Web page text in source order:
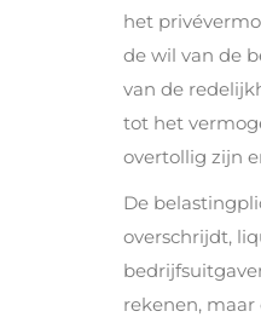
het
de wil van de
van de
tot het
overtollig zijn
De
overschrijdt,
rekenen,